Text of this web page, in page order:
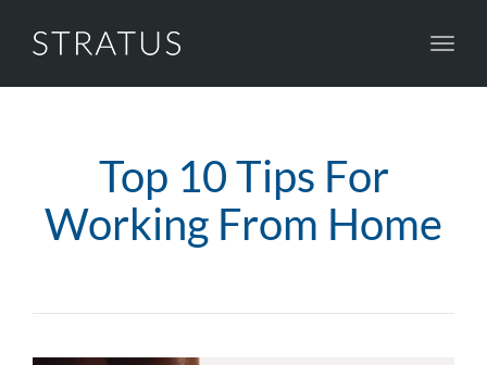
Top 10 Tips For
Working From Home